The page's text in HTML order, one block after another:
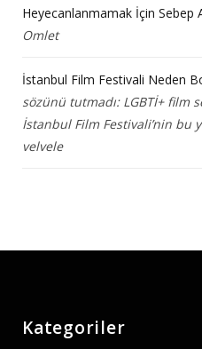
Heyecanlanmamak İçin Sebep
Omlet
İstanbul Film Festivali Neden
sözünü tutmadı: LGBTİ+ film
İstanbul Film Festivali’nin bu
velvele
Kategoriler